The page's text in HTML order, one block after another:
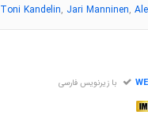
Toni Kandelin, Jari Manninen,
با زیرنویس فارسی